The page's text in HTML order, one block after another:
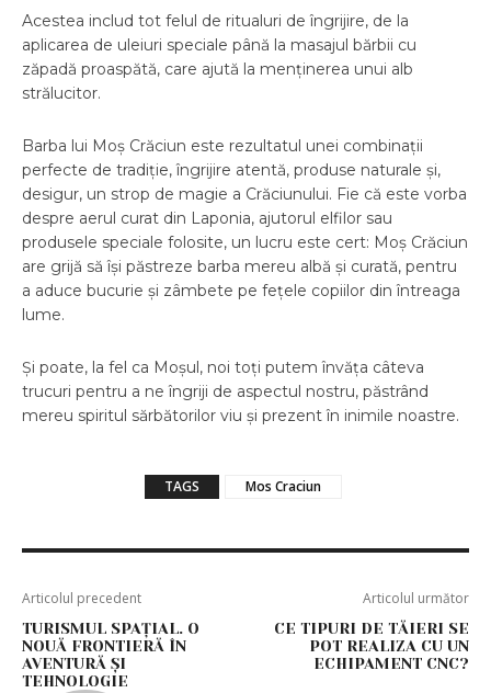
Acestea includ tot felul de ritualuri de îngrijire, de la
aplicarea de uleiuri speciale până la masajul bărbii cu
zăpadă proaspătă, care ajută la menținerea unui alb
strălucitor.
Barba lui Moș Crăciun este rezultatul unei combinații
perfecte de tradiție, îngrijire atentă, produse naturale și,
desigur, un strop de magie a Crăciunului. Fie că este vorba
despre aerul curat din Laponia, ajutorul elfilor sau
produsele speciale folosite, un lucru este cert: Moș Crăciun
are grijă să își păstreze barba mereu albă și curată, pentru
a aduce bucurie și zâmbete pe fețele copiilor din întreaga
lume.
Și poate, la fel ca Moșul, noi toți putem învăța câteva
trucuri pentru a ne îngriji de aspectul nostru, păstrând
mereu spiritul sărbătorilor viu și prezent în inimile noastre.
TAGS Mos Craciun
Articolul precedent
TURISMUL SPAȚIAL. O
NOUĂ FRONTIERĂ ÎN
AVENTURĂ ȘI
TEHNOLOGIE
Articolul următor
CE TIPURI DE TĂIERI SE
POT REALIZA CU UN
ECHIPAMENT CNC?